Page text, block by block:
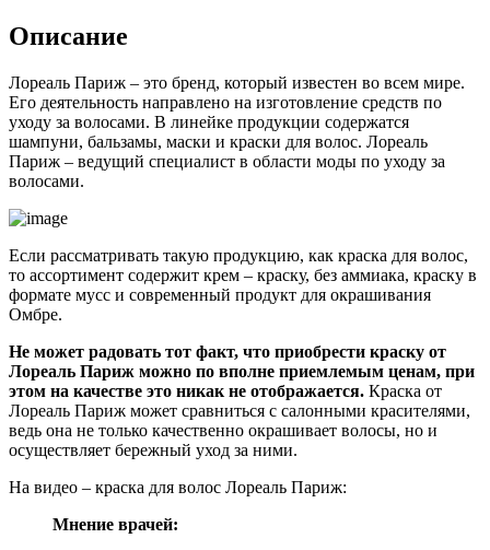
Описание
Лореаль Париж – это бренд, который известен во всем мире.
Его деятельность направлено на изготовление средств по
уходу за волосами. В линейке продукции содержатся
шампуни, бальзамы, маски и краски для волос. Лореаль
Париж – ведущий специалист в области моды по уходу за
волосами.
Если рассматривать такую продукцию, как краска для волос,
то ассортимент содержит крем – краску, без аммиака, краску в
формате мусс и современный продукт для окрашивания
Омбре.
Не может радовать тот факт, что приобрести краску от
Лореаль Париж можно по вполне приемлемым ценам, при
этом на качестве это никак не отображается. Краска от
Лореаль Париж может сравниться с салонными красителями,
ведь она не только качественно окрашивает волосы, но и
осуществляет бережный уход за ними.
На видео – краска для волос Лореаль Париж:
Мнение врачей: